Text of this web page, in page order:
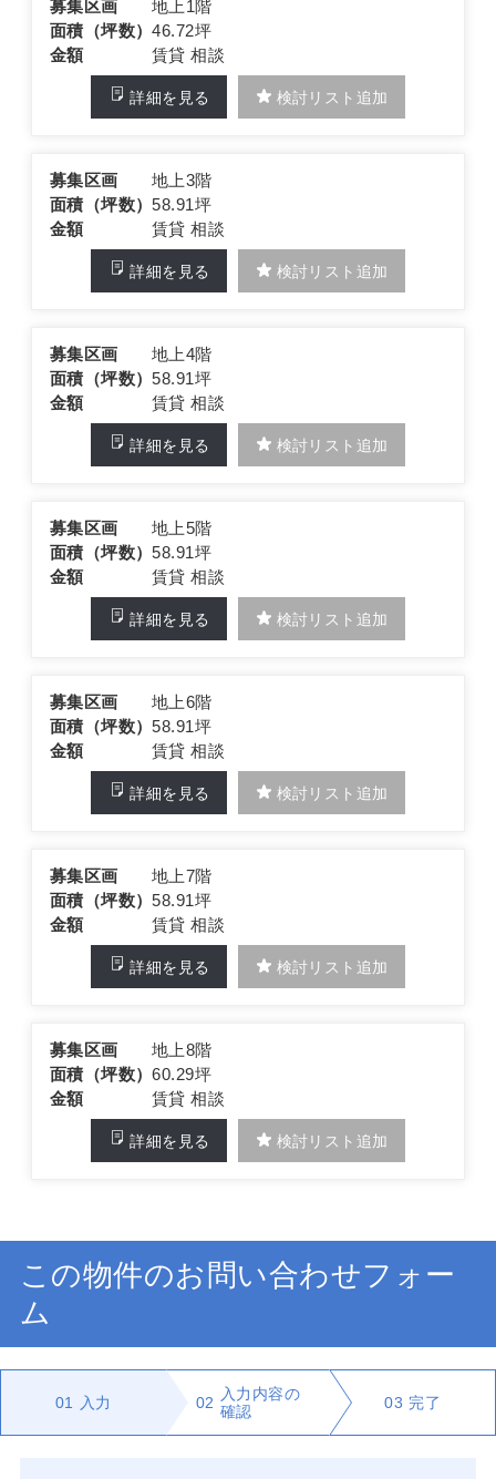
募集区画
地上1階
面積（坪数）46.72坪
金額
賃貸 相談
詳細を見る 検討リスト追加
募集区画
地上3階
面積（坪数）58.91坪
金額
賃貸 相談
詳細を見る 検討リスト追加
募集区画
地上4階
面積（坪数）58.91坪
金額
賃貸 相談
詳細を見る 検討リスト追加
募集区画
地上5階
面積（坪数）58.91坪
金額
賃貸 相談
詳細を見る 検討リスト追加
募集区画
地上6階
面積（坪数）58.91坪
金額
賃貸 相談
詳細を見る 検討リスト追加
募集区画
地上7階
面積（坪数）58.91坪
金額
賃貸 相談
詳細を見る 検討リスト追加
募集区画
地上8階
面積（坪数）60.29坪
金額
賃貸 相談
詳細を見る 検討リスト追加
この物件のお問い合わせフォー
ム
01 入力 02
入力内容の
確認
03 完了